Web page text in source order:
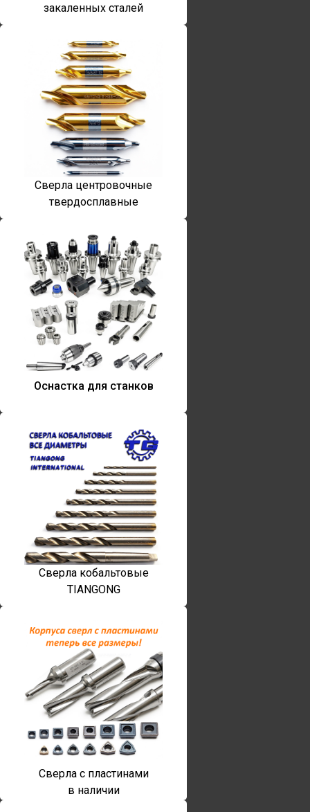
закаленных сталей
Сверла центровочные
твердосплавные
Оснастка для станков
Сверла кобальтовые
TIANGONG
Сверла с пластинами
в наличии